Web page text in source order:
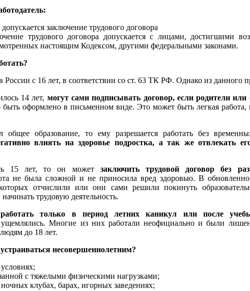
заключение трудового договора
трудового договора допускается с лицами, достигшими
настоящим Кодексом, другими федеральными законами.
с 16 лет, в соответствии со ст. 63 ТК РФ. Однако из данного
14 лет, могут сами подписывать договор, если родители
оформлено в письменном виде. Это может быть легкая работа,
образование, то ему разрешается работать без
влиять на здоровье подростка, а так же отвлекать
15 лет, то он может заключить трудовой договор без
не была сложной и не приносила вред здоровью. В
отчислили или они сами решили покинуть
трудовую деятельность.
только в период летних каникул или после
ущемлялись. Многие из них работали неофициально и были
до 18 лет.
несовершеннолетним?
с тяжелыми физическими нагрузками;
ночных клубах, барах, игорных заведениях;